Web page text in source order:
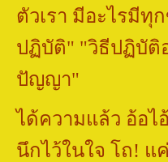
ตัวเรา มีอะไรมีทุ
ปฏิบัติ" "วิธีปฏิบัติ
ปัญญา"
ได้ความแล้ว อ้อไ
นึกไว้ในใจ โถ! แ